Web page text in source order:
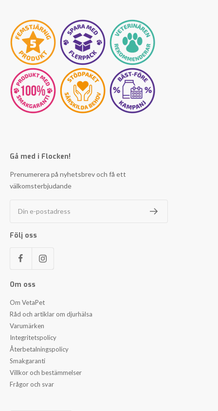
Gå med i Flocken!
Prenumerera på nyhetsbrev och få ett
välkomsterbjudande
Din e-postadress
Följ oss
Om oss
Om VetaPet
Råd och artiklar om djurhälsa
Varumärken
Integritetspolicy
Återbetalningspolicy
Smakgaranti
Villkor och bestämmelser
Frågor och svar